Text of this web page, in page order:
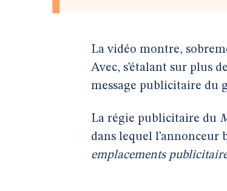
La vidéo montre,
Avec, s’étalant sur plus
message publicitaire du
La régie publicitaire du
dans lequel l’annonceur
emplacements